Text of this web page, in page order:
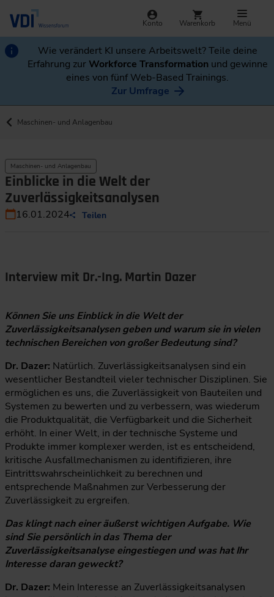
Konto Warenkorb Menü
Wie verändert KI unsere Arbeitswelt? Teile deine
Erfahrung zurWorkforce Transformation und gewinne
eines von fünf Web-Based Trainings.
Zur Umfrage
Maschinen- und Anlagenbau
Maschinen- und Anlagenbau
Einblicke in die Welt der
Zuverlässigkeitsanalysen
16.01.2024 Teilen
Interview mit Dr.-Ing. Martin Dazer
Können Sie uns Einblick in die Welt der
Zuverlässigkeitsanalysen geben und warum sie in vielen
technischen Bereichen von großer Bedeutung sind?
Dr. Dazer: Natürlich. Zuverlässigkeitsanalysen sind ein
wesentlicher Bestandteil vieler technischer Disziplinen. Sie
ermöglichen es uns, die Zuverlässigkeit von Bauteilen und
Systemen zu bewerten und zu verbessern, was wiederum
die Produktqualität, die Verfügbarkeit und die Sicherheit
erhöht. In einer Welt, in der technische Systeme und
Produkte immer komplexer werden, ist es entscheidend,
kritische Ausfallmechanismen zu identifizieren, ihre
Eintrittswahrscheinlichkeit zu berechnen und
entsprechende Maßnahmen zur Verbesserung der
Zuverlässigkeit zu ergreifen.
Das klingt nach einer äußerst wichtigen Aufgabe. Wie
sind Sie persönlich in das Thema der
Zuverlässigkeitsanalyse eingestiegen und was hat Ihr
Interesse daran geweckt?
Dr. Dazer: Mein Interesse an Zuverlässigkeitsanalysen